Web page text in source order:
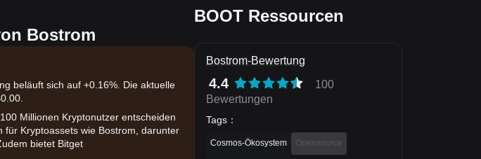
Bostrom
beläuft sich auf +0.16%. Die aktuelle
Millionen Kryptonutzer entscheiden
für Kryptoassets wie Bostrom, darunter
bietet Bitget
BOOT Ressourcen
Bostrom-Bewertung
4.4
100
Bewertungen
Tags ：
Cosmos-Ökosystem Opensource